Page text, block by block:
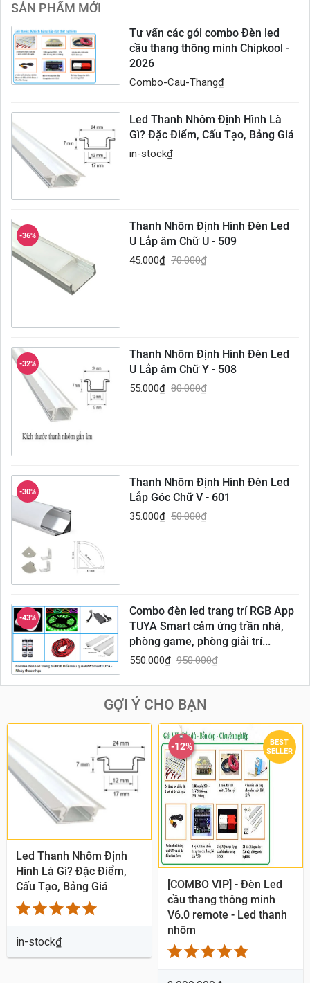
SẢN PHẨM MỚI
Tư vấn các gói combo Đèn led
cầu thang thông minh Chipkool -
2026
Combo-Cau-Thang₫
Led Thanh Nhôm Định Hình Là
Gì? Đặc Điểm, Cấu Tạo, Bảng Giá
in-stock₫
-36%
Thanh Nhôm Định Hình Đèn Led
U Lắp âm Chữ U - 509
45.000₫ 70.000₫
-32%
Thanh Nhôm Định Hình Đèn Led
U Lắp âm Chữ Y - 508
55.000₫ 80.000₫
-30%
Thanh Nhôm Định Hình Đèn Led
Lắp Góc Chữ V - 601
35.000₫ 50.000₫
-43%
Combo đèn led trang trí RGB App
TUYA Smart cảm ứng trần nhà,
phòng game, phòng giải trí...
550.000₫ 950.000₫
GỢI Ý CHO BẠN
Led Thanh Nhôm Định
Hình Là Gì? Đặc Điểm,
Cấu Tạo, Bảng Giá
in-stock₫
BEST
SELLER
-12%
[COMBO VIP] - Đèn Led
cầu thang thông minh
V6.0 remote - Led thanh
nhôm